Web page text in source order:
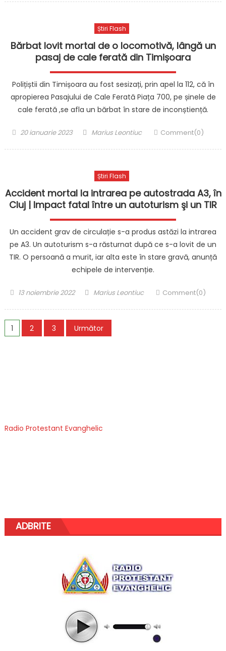
Știri Flash
Bărbat lovit mortal de o locomotivă, lângă un
pasaj de cale ferată din Timișoara
Polițiștii din Timișoara au fost sesizați, prin apel la 112, că în
apropierea Pasajului de Cale Ferată Piața 700, pe șinele de
cale ferată ,se afla un bărbat în stare de inconștiență.
Posted
20 ianuarie 2023 Author
Marius Leontiuc Comment(0)
Știri Flash
Accident mortal la intrarea pe autostrada A3, în
Cluj | Impact fatal între un autoturism şi un TIR
Un accident grav de circulație s-a produs astăzi la intrarea
pe A3. Un autoturism s-a răsturnat după ce s-a lovit de un
TIR. O persoană a murit, iar alta este în stare gravă, anunță
echipele de intervenție.
Posted
13 noiembrie 2022 Author
Marius Leontiuc Comment(0)
Paginație
1 2 3 Următor
Radio Protestant Evanghelic
ADBRITE